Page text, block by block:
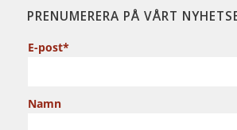
PRENUMERERA PÅ VÅRT
E-post*
Namn